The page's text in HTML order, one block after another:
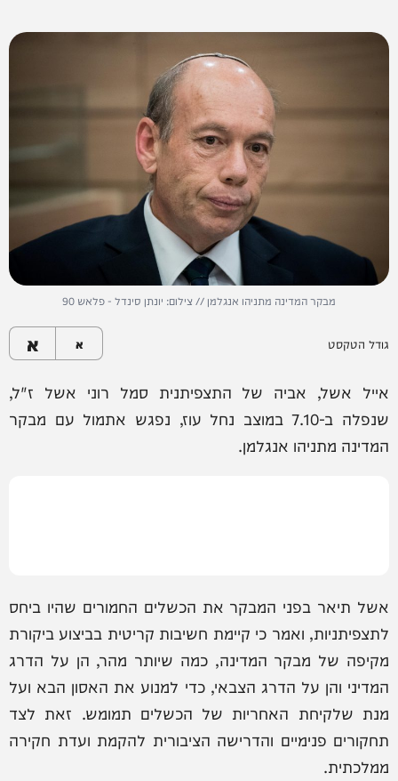
מבקר המדינה מתניהו אנגלמן // צילום: יונתן סינדל - פלאש 90
גודל הטקסט א א
אייל אשל, אביה של התצפיתנית סמל רוני אשל ז"ל,
שנפלה ב-7.10 במוצב נחל עוז, נפגש אתמול עם מבקר
המדינה מתניהו אנגלמן.
אשל תיאר בפני המבקר את הכשלים החמורים שהיו ביחס
לתצפיתניות, ואמר כי קיימת חשיבות קריטית בביצוע ביקורת
מקיפה של מבקר המדינה, כמה שיותר מהר, הן על הדרג
המדיני והן על הדרג הצבאי, כדי למנוע את האסון הבא ועל
מנת שלקיחת האחריות של הכשלים תמומש. זאת לצד
תחקורים פנימיים והדרישה הציבורית להקמת ועדת חקירה
ממלכתית.